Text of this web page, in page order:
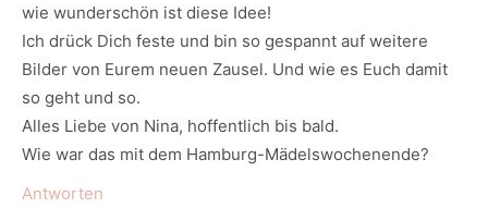
wie wunderschön ist diese Idee!
Ich drück Dich feste und bin so gespannt auf weitere
Bilder von Eurem neuen Zausel. Und wie es Euch damit
so geht und so.
Alles Liebe von Nina, hoffentlich bis bald.
Wie war das mit dem Hamburg-Mädelswochenende?
Antworten